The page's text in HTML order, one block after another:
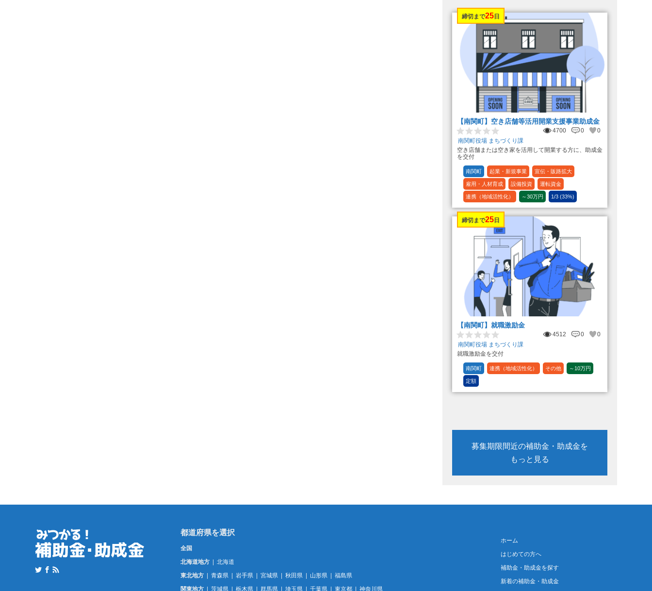
締切まで25 日
【南関町】空き店舗等活用開業支援事業助成金
4700 0
0
南関町役場 まちづくり課
空き店舗または空き家を活用して開業する方に、助成金
を交付
南関町 起業・新規事業 宣伝・販路拡大
雇用・人材育成 設備投資 運転資金
連携（地域活性化） ～30万円 1/3 (33%)
締切まで25 日
【南関町】就職激励金
4512 0
0
南関町役場 まちづくり課
就職激励金を交付
南関町 連携（地域活性化） その他 ～10万円
定額
募集期限間近の補助金・助成金を
もっと見る
全国
北海道地方
北海道
東北地方
青森県 岩手県 宮城県 秋田県 山形県
福島県
関東地方
茨城県 栃木県 群馬県 埼玉県 千葉県 東京都 神奈川県
ホーム
はじめての方へ
補助金・助成金を探す
新着の補助金・助成金